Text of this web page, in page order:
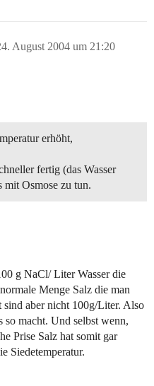
August 2004 um 21:20
erhöht,
fertig (das Wasser
Osmose zu tun.
g NaCl/ Liter Wasser die
Menge Salz die man
aber nicht 100g/Liter. Also
so macht. Und selbst wenn,
Prise Salz hat somit gar
Siedetemperatur.